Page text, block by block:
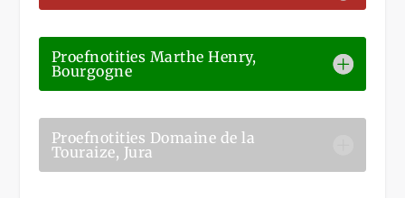
Proefnotities Marthe Henry,
Bourgogne
Proefnotities Domaine de la
Touraize, Jura